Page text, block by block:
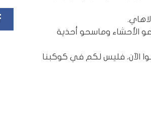
الأحشاء وماسحو أحذية
الآن، فليس لكم في كوكبنا